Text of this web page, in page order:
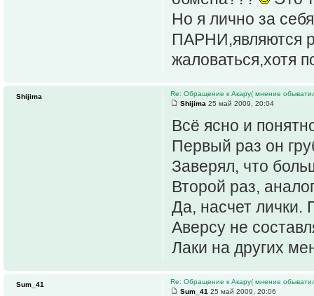
Но я лично за
ПАРНИ,являются
жаловаться,хотя
Re: Обращение к Акару( мнение
Shijima 25 май 2009, 20:04
Всё ясно и
Первый раз он
Заверял, что
Второй раз,
Да, насчет лички.
Аверсу не
Лаки на других
Shijima
Re: Обращение к Акару( мнение
Sum_41 25 май 2009, 20:06
Sum_41